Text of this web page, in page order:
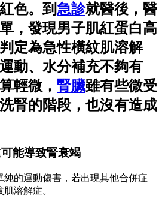
色。到 急診就醫後，醫
，發現男子肌紅蛋白高
定為急性橫紋肌溶解
動、水分補充不夠有
輕微， 腎臟雖有些微受
腎的階段，也沒有造成
能導致腎衰竭
純的運動傷害，若出現其他合併症
溶解症。